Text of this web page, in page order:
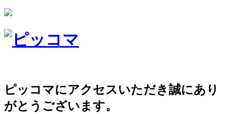
ピッコマにアクセスいただき誠にあり
がとうございます。